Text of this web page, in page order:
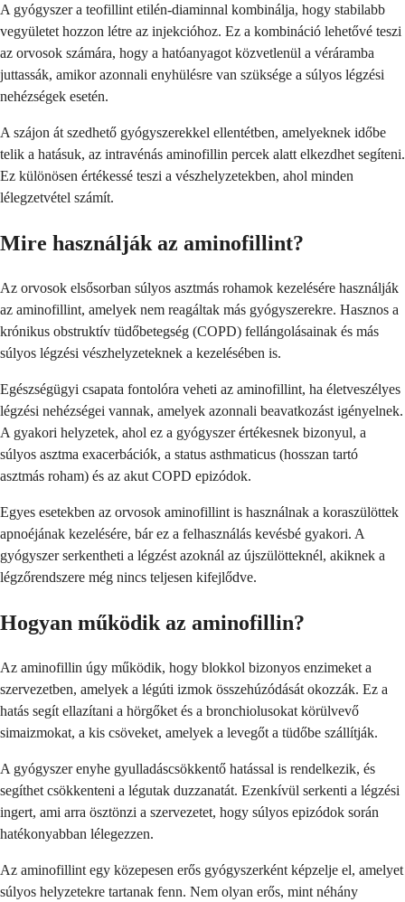
A gyógyszer a teofillint etilén-diaminnal kombinálja, hogy stabilabb
vegyületet hozzon létre az injekcióhoz. Ez a kombináció lehetővé teszi
az orvosok számára, hogy a hatóanyagot közvetlenül a véráramba
juttassák, amikor azonnali enyhülésre van szüksége a súlyos légzési
nehézségek esetén.
A szájon át szedhető gyógyszerekkel ellentétben, amelyeknek időbe
telik a hatásuk, az intravénás aminofillin percek alatt elkezdhet segíteni.
Ez különösen értékessé teszi a vészhelyzetekben, ahol minden
lélegzetvétel számít.
Mire használják az aminofillint?
Az orvosok elsősorban súlyos asztmás rohamok kezelésére használják
az aminofillint, amelyek nem reagáltak más gyógyszerekre. Hasznos a
krónikus obstruktív tüdőbetegség (COPD) fellángolásainak és más
súlyos légzési vészhelyzeteknek a kezelésében is.
Egészségügyi csapata fontolóra veheti az aminofillint, ha életveszélyes
légzési nehézségei vannak, amelyek azonnali beavatkozást igényelnek.
A gyakori helyzetek, ahol ez a gyógyszer értékesnek bizonyul, a
súlyos asztma exacerbációk, a status asthmaticus (hosszan tartó
asztmás roham) és az akut COPD epizódok.
Egyes esetekben az orvosok aminofillint is használnak a koraszülöttek
apnoéjának kezelésére, bár ez a felhasználás kevésbé gyakori. A
gyógyszer serkentheti a légzést azoknál az újszülötteknél, akiknek a
légzőrendszere még nincs teljesen kifejlődve.
Hogyan működik az aminofillin?
Az aminofillin úgy működik, hogy blokkol bizonyos enzimeket a
szervezetben, amelyek a légúti izmok összehúzódását okozzák. Ez a
hatás segít ellazítani a hörgőket és a bronchiolusokat körülvevő
simaizmokat, a kis csöveket, amelyek a levegőt a tüdőbe szállítják.
A gyógyszer enyhe gyulladáscsökkentő hatással is rendelkezik, és
segíthet csökkenteni a légutak duzzanatát. Ezenkívül serkenti a légzési
ingert, ami arra ösztönzi a szervezetet, hogy súlyos epizódok során
hatékonyabban lélegezzen.
Az aminofillint egy közepesen erős gyógyszerként képzelje el, amelyet
súlyos helyzetekre tartanak fenn. Nem olyan erős, mint néhány